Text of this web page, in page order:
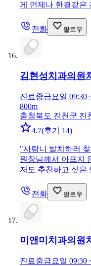
게 언제나 한결같은
전화 팔로우
김현성치과의원
진료중금요일 09:30
800m
충청북도 진천군 진
4.7(후기 14)
"사랑니 발치하러
원장님께서 아프지
저도 추천하고 싶은
전화 팔로우
미앤미치과의원
진료중금요일 09:30